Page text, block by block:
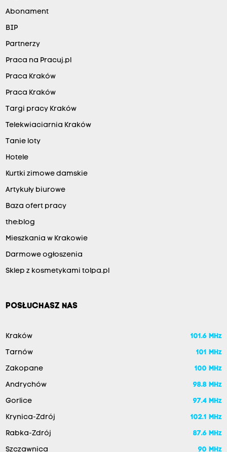
Abonament
BIP
Partnerzy
Praca na Pracuj.pl
Praca Kraków
Praca Kraków
Targi pracy Kraków
Telekwiaciarnia Kraków
Tanie loty
Hotele
Kurtki zimowe damskie
Artykuły biurowe
Baza ofert pracy
the:blog
Mieszkania w Krakowie
Darmowe ogłoszenia
Sklep z kosmetykami tolpa.pl
POSŁUCHASZ NAS
Kraków 101.6 MHz
Tarnów 101 MHz
Zakopane 100 MHz
Andrychów 98.8 MHz
Gorlice 97.4 MHz
Krynica-Zdrój 102.1 MHz
Rabka-Zdrój 87.6 MHz
Szczawnica 90 MHz